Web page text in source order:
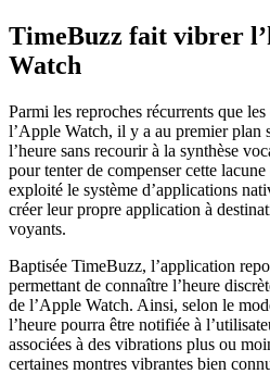
TimeBuzz fait vibrer
Watch
Parmi les reproches récurrents que
l’Apple Watch, il y a au premier plan
l’heure sans recourir à la synthèse
pour tenter de compenser cette
exploité le système d’applications
créer leur propre application à
voyants.
Baptisée TimeBuzz, l’application
permettant de connaître l’heure
de l’Apple Watch. Ainsi, selon le
l’heure pourra être notifiée à
associées à des vibrations plus ou
certaines montres vibrantes bien